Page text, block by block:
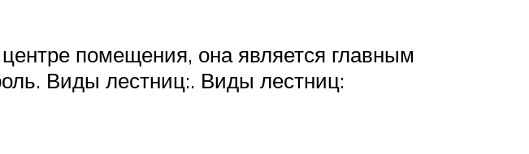
помещения, она является главным
Виды лестниц:. Виды лестниц: